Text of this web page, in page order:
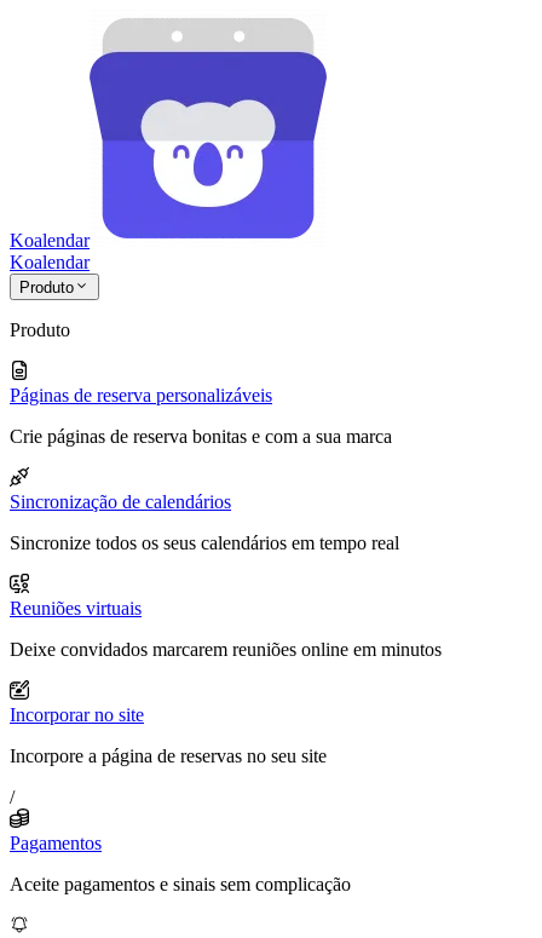
Koalendar
Koalendar
Produto
Produto
Páginas de reserva personalizáveis
Crie páginas de reserva bonitas e com a sua marca
Sincronização de calendários
Sincronize todos os seus calendários em tempo real
Reuniões virtuais
Deixe convidados marcarem reuniões online em minutos
Incorporar no site
Incorpore a página de reservas no seu site
/
Pagamentos
Aceite pagamentos e sinais sem complicação